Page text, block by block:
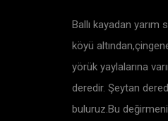
Ballı kayadan
köyü
yörük yaylalarına
deredir. Şeytan
buluruz.Bu